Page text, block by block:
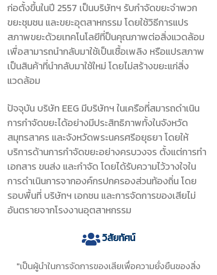
ก่อตั้งขึ้นในปี 2557 เป็นบริษัทฯ รับกำจัดขยะจำพวก
ขยะชุมชน และขยะอุตสาหกรรม โดยใช้วิธีการแปร
สภาพขยะด้วยเทคโนโลยีที่ป็นคุณภาพต่อสิ่งแวดล้อม
เพื่อสามารถนำกลับมาใช้เป็นเชื้อเพลิง หรือแปรสภาพ
เป็นสินค้าที่นำกลับมาใช้ใหม่ โดยไม่สร้างขยะแก่สิ่ง
แวดล้อม
ปัจจุบัน บริษัท EEG มีบริษัทฯ ในเครือที่สมารถดำเนิน
การกำจัดขยะได้อย่างมีประสิทธิภาพทั้งในจังหวัด
สมุทรสาคร และจังหวัดพระนครศรีอยุธยา โดยให้
บริการด้านการกำจัดขยะอย่างครบวงจร ตั้งแต่การทำ
เอกสาร ขนส่ง และกำจัด โดยได้รับความไว้วางใจใน
การดำเนินการจากองค์กรปกครองส่วนท้องถิ่นโดย
รอบพื้นที่ บริษัทฯ เอกชน และการจัดการของเสียไม่
อันตรายจากโรงงานอุตสาหกรรม
วิสัยทัศน์
"เป็นผู้นำในการจัดการของเสียเพื่อความยั่งยืนของสิ่ง